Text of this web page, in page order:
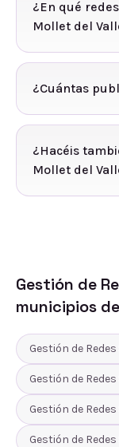
¿En qué
Mollet del
¿Cuántas
¿Hacéis
Mollet del
Gestión de
municipios
Gestión de
Gestión de
Gestión de
Gestión de